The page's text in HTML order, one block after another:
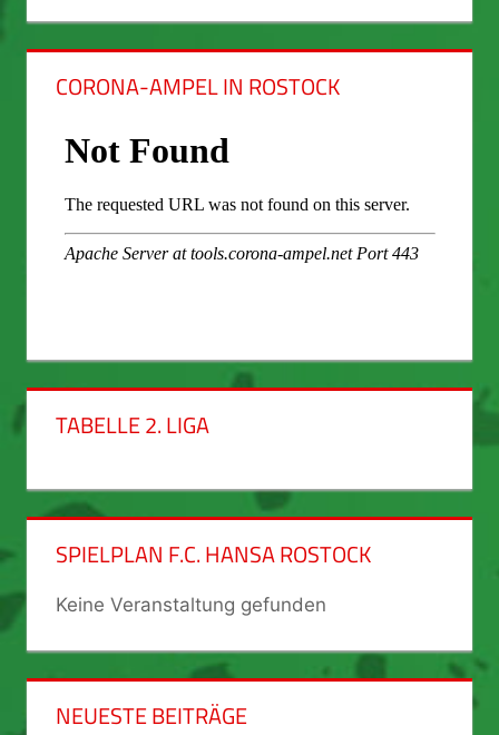
CORONA-AMPEL IN ROSTOCK
TABELLE 2. LIGA
SPIELPLAN F.C. HANSA ROSTOCK
Keine Veranstaltung gefunden
NEUESTE BEITRÄGE